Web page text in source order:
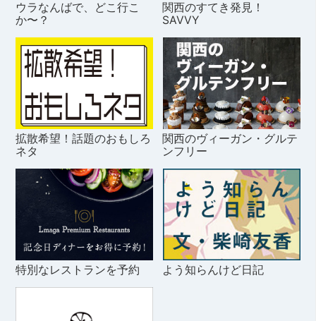
ウラなんばで、どこ行こ
か〜？
関西のすてき発見！
SAVVY
拡散希望！話題のおもしろ
ネタ
関西のヴィーガン・グルテ
ンフリー
特別なレストランを予約 よう知らんけど日記